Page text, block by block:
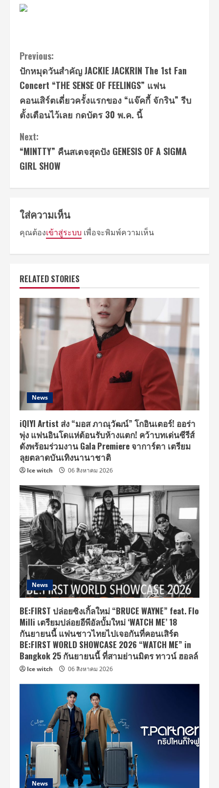
Continue
Reading
Previous:
ปักหมุดวันสำคัญ JACKIE JACKRIN The 1st Fan
Concert “THE SENSE OF FEELINGS” แฟน
คอนเสิร์ตเดี่ยวครั้งแรกของ “แจ๊คกี้ จักริน” รีบ
ตั้งเตือนไว้เลย กดบัตร 30 พ.ค. นี้
Next:
“MINTTY” คืนสเตจสุดปัง GENESIS OF A SIGMA
GIRL SHOW
ใส่ความเห็น
คุณต้องเข้าสู่ระบบ เพื่อจะพิมพ์ความเห็น
RELATED STORIES
News
iQIYI Artist ส่ง “มอส ภาณุวัฒน์” โกอินเตอร์! ออร่า
พุ่ง แฟนอินโดแห่ต้อนรับห้างแตก! คว้าบทเด่นซีรีส์
ดังพร้อมร่วมงาน Gala Premiere จาการ์ตา เตรียม
ลุยตลาดบันเทิงนานาชาติ
Ice witch 06 สิงหาคม 2026
News
BE:FIRST ปล่อยซิงเกิ้ลใหม่ “BRUCE WAYNE” feat. Flo
Milli เตรียมปล่อยอีพีอัลบั้มใหม่ ‘WATCH ME’ 18
กันยายนนี้ แฟนชาวไทยไปเจอกันที่คอนเสิร์ต
BE:FIRST WORLD SHOWCASE 2026 “WATCH ME” in
Bangkok 25 กันยายนนี้ ที่สามย่านมิตร ทาวน์ ฮอลล์
Ice witch 06 สิงหาคม 2026
News